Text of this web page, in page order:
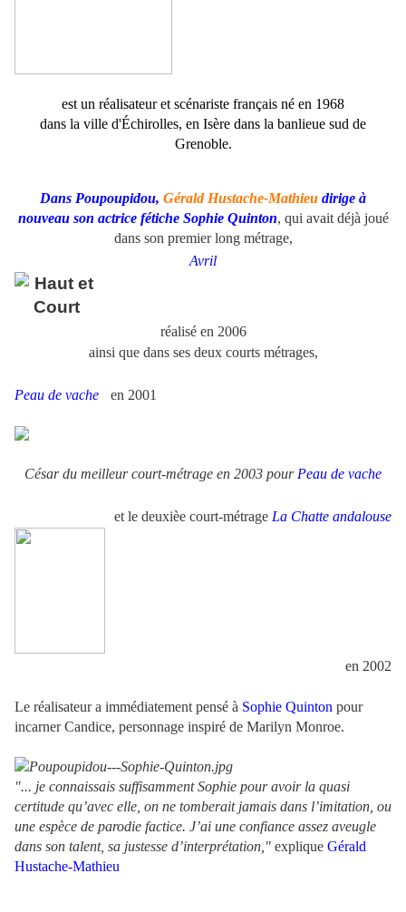
est un réalisateur et scénariste français né en 1968
dans la ville d'Échirolles, en Isère dans la banlieue sud de
Grenoble.
Dans Poupoupidou, Gérald Hustache-Mathieu dirige à
nouveau son actrice fétiche Sophie Quinton, qui avait déjà joué
dans son premier long métrage,
Avril
réalisé en 2006
ainsi que dans ses deux courts métrages,
Peau de vache en 2001
César du meilleur court-métrage en 2003 pour Peau de vache
et le deuxièe court-métrage La Chatte andalouse
en 2002
Le réalisateur a immédiatement pensé à Sophie Quinton pour
incarner Candice, personnage inspiré de Marilyn Monroe.
"... je connaissais suffisamment Sophie pour avoir la quasi
certitude qu’avec elle, on ne tomberait jamais dans l’imitation, ou
une espèce de parodie factice. J’ai une confiance assez aveugle
dans son talent, sa justesse d’interprétation," explique Gérald
Hustache-Mathieu